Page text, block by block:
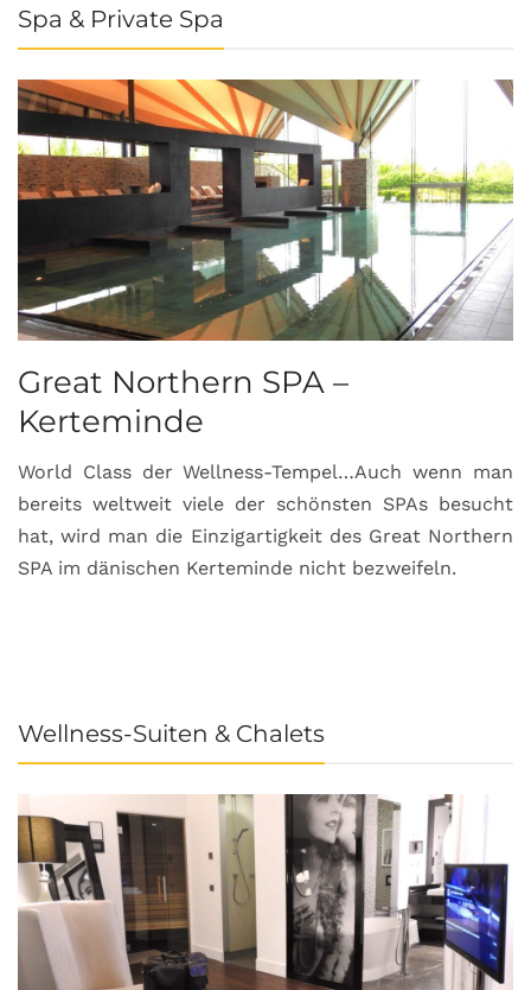
Spa & Private Spa
Great Northern SPA –
Kerteminde
World Class der Wellness-Tempel…Auch wenn man
bereits weltweit viele der schönsten SPAs besucht
hat, wird man die Einzigartigkeit des Great Northern
SPA im dänischen Kerteminde nicht bezweifeln.
Wellness-Suiten & Chalets